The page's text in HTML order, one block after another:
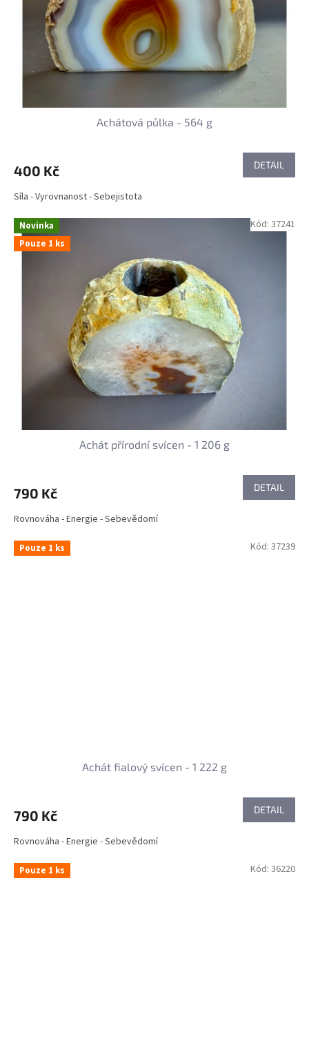
Achátová půlka - 564 g
400 Kč DETAIL
Síla - Vyrovnanost - Sebejistota
Novinka
Pouze 1 ks
Achát přírodní svícen - 1 206 g
790 Kč DETAIL
Rovnováha - Energie - Sebevědomí
Kód: 37241
Pouze 1 ks
Achát fialový svícen - 1 222 g
790 Kč DETAIL
Rovnováha - Energie - Sebevědomí
Kód: 37239
Pouze 1 ks Kód: 36220